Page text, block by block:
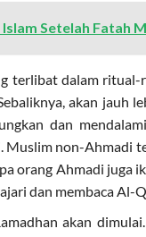
Setelah Fatah
terlibat dalam
akan jauh
dan
non-Ahmadi
orang Ahmadi
dan membaca Al-
akan